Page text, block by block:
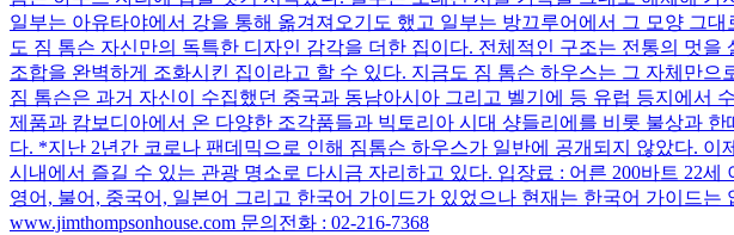
일부는 아유타야에서 강을 통해 옮겨져오기도 했고 일부는 방끄루어에서 그 모양 그
도 짐 톰슨 자신만의 독특한 디자인 감각을 더한 집이다. 전체적인 구조는 전통의 멋
조합을 완벽하게 조화시킨 집이라고 할 수 있다. 지금도 짐 톰슨 하우스는 그 자체만
짐 톰슨은 과거 자신이 수집했던 중국과 동남아시아 그리고 벨기에 등 유럽 등지에서
제품과 캄보디아에서 온 다양한 조각품들과 빅토리아 시대 샹들리에를 비롯 불상과
다. *지난 2년간 코로나 팬데믹으로 인해 짐톰슨 하우스가 일반에 공개되지 않았다.
시내에서 즐길 수 있는 관광 명소로 다시금 자리하고 있다. 입장료 : 어른 200바트 22
영어, 불어, 중국어, 일본어 그리고 한국어 가이드가 있었으나 현재는 한국어 가이드
www.jimthompsonhouse.com 문의전화 : 02-216-7368